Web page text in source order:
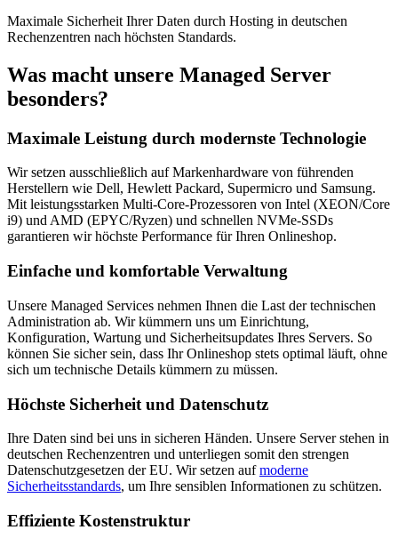
Maximale Sicherheit Ihrer Daten durch Hosting in deutschen
Rechenzentren nach höchsten Standards.
Was macht unsere Managed Server
besonders?
Maximale Leistung durch modernste Technologie
Wir setzen ausschließlich auf Markenhardware von führenden
Herstellern wie Dell, Hewlett Packard, Supermicro und Samsung.
Mit leistungsstarken Multi-Core-Prozessoren von Intel (XEON/Core
i9) und AMD (EPYC/Ryzen) und schnellen NVMe-SSDs
garantieren wir höchste Performance für Ihren Onlineshop.
Einfache und komfortable Verwaltung
Unsere Managed Services nehmen Ihnen die Last der technischen
Administration ab. Wir kümmern uns um Einrichtung,
Konfiguration, Wartung und Sicherheitsupdates Ihres Servers. So
können Sie sicher sein, dass Ihr Onlineshop stets optimal läuft, ohne
sich um technische Details kümmern zu müssen.
Höchste Sicherheit und Datenschutz
Ihre Daten sind bei uns in sicheren Händen. Unsere Server stehen in
deutschen Rechenzentren und unterliegen somit den strengen
Datenschutzgesetzen der EU. Wir setzen aufmoderne
Sicherheitsstandards, um Ihre sensiblen Informationen zu schützen.
Effiziente Kostenstruktur